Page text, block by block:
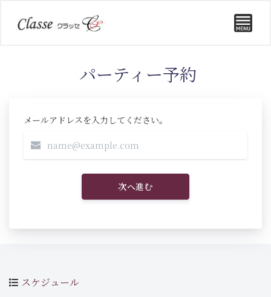
パーティー予約
メールアドレスを入力してください。
次へ進む
スケジュール